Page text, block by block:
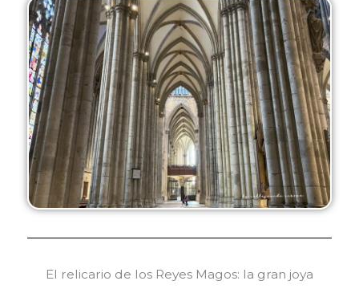
El relicario de los Reyes Magos: la gran joya